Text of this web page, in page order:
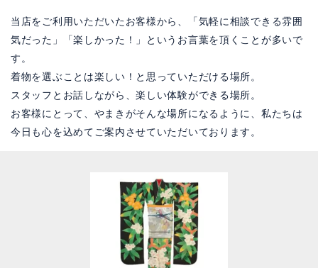
当店をご利用いただいたお客様から、「気軽に相談できる雰囲
気だった」「楽しかった！」というお言葉を頂くことが多いで
す。
着物を選ぶことは楽しい！と思っていただける場所。
スタッフとお話しながら、楽しい体験ができる場所。
お客様にとって、やまきがそんな場所になるように、私たちは
今日も心を込めてご案内させていただいております。